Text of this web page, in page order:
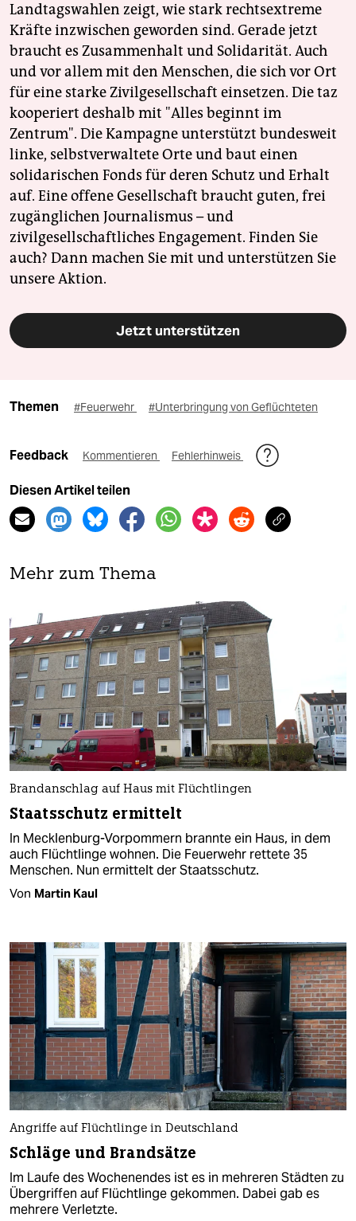
Landtagswahlen zeigt, wie stark rechtsextreme
Kräfte inzwischen geworden sind. Gerade jetzt
braucht es Zusammenhalt und Solidarität. Auch
und vor allem mit den Menschen, die sich vor Ort
für eine starke Zivilgesellschaft einsetzen. Die taz
kooperiert deshalb mit "Alles beginnt im
Zentrum". Die Kampagne unterstützt bundesweit
linke, selbstverwaltete Orte und baut einen
solidarischen Fonds für deren Schutz und Erhalt
auf. Eine offene Gesellschaft braucht guten, frei
zugänglichen Journalismus – und
zivilgesellschaftliches Engagement. Finden Sie
auch? Dann machen Sie mit und unterstützen Sie
unsere Aktion.
Jetzt unterstützen
Themen #Feuerwehr #Unterbringung von Geflüchteten
Feedback Kommentieren Fehlerhinweis
Diesen Artikel teilen
Mehr zum Thema
Brandanschlag auf Haus mit Flüchtlingen
Staatsschutz ermittelt
In Mecklenburg-Vorpommern brannte ein Haus, in dem
auch Flüchtlinge wohnen. Die Feuerwehr rettete 35
Menschen. Nun ermittelt der Staatsschutz.
Von Martin Kaul
Angriffe auf Flüchtlinge in Deutschland
Schläge und Brandsätze
Im Laufe des Wochenendes ist es in mehreren Städten zu
Übergriffen auf Flüchtlinge gekommen. Dabei gab es
mehrere Verletzte.